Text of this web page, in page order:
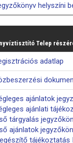
helyszíni
Telep
adatlap
ajánlatok
ajánlati
tárgyalás
ajánlatok
tájékoztatás